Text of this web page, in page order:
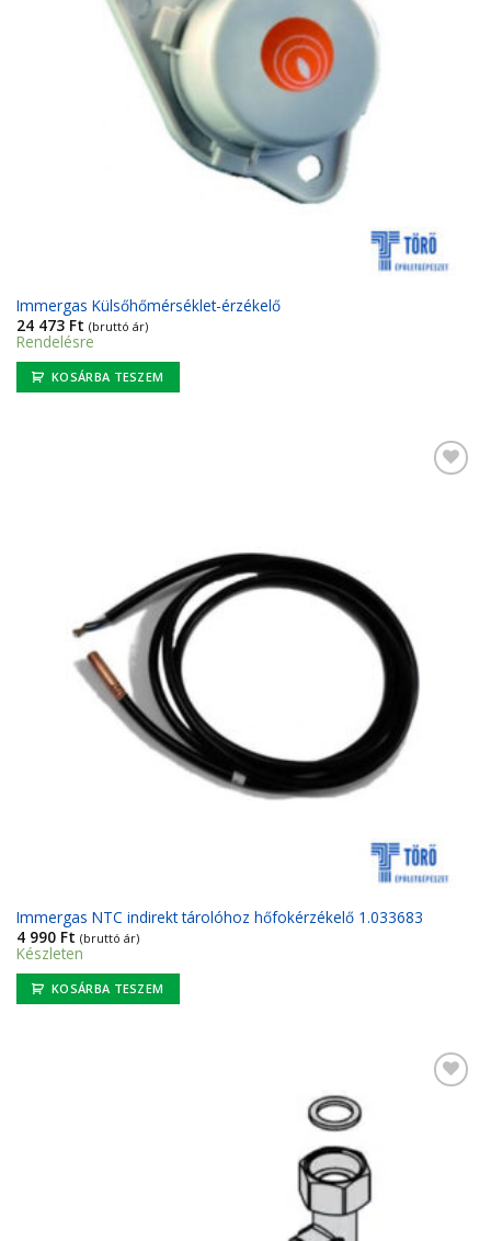
Immergas Külsőhőmérséklet-érzékelő
24 473 Ft (bruttó ár)
Rendelésre
KOSÁRBA TESZEM
Immergas NTC indirekt tárolóhoz hőfokérzékelő 1.033683
4 990 Ft (bruttó ár)
Készleten
KOSÁRBA TESZEM